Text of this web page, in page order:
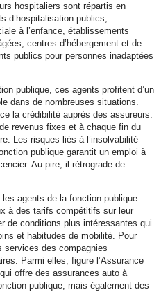
hospitaliers sont répartis en
d’hospitalisation publics,
à l’enfance, établissements
centres d’hébergement et de
publics pour personnes inadaptées
publique, ces agents profitent d’un
dans de nombreuses situations.
la crédibilité auprès des assureurs.
revenus fixes et à chaque fin du
Les risques liés à l’insolvabilité
publique garantit un emploi à
Au pire, il rétrograde de
agents de la fonction publique
à des tarifs compétitifs sur leur
de conditions plus intéressantes qui
et habitudes de mobilité. Pour
services des compagnies
Parmi elles, figure l’Assurance
offre des assurances auto à
publique, mais également des